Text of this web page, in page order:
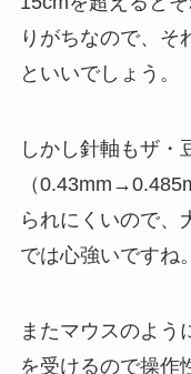
りがちなので、そ
といいでしょう。
しかし針軸もザ・
（
られにくいので、
では心強いですね。
またマウスのよう
を受けるので操作